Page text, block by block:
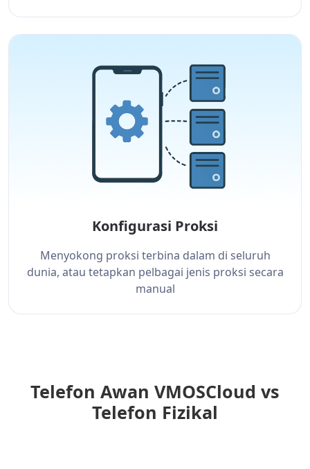
Konfigurasi Proksi
Menyokong proksi terbina dalam di seluruh
dunia, atau tetapkan pelbagai jenis proksi secara
manual
Telefon Awan VMOSCloud vs
Telefon Fizikal